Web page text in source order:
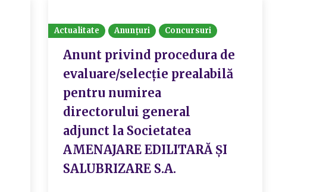
Actualitate Anunțuri Concursuri
Anunt privind procedura de
evaluare/selecție prealabilă
pentru numirea
directorului general
adjunct la Societatea
AMENAJARE EDILITARĂ ȘI
SALUBRIZARE S.A.